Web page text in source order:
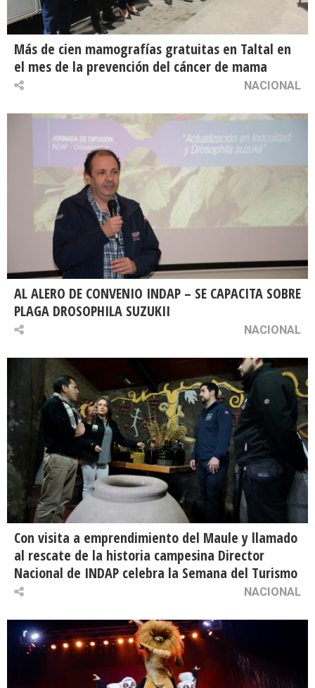
Más de cien mamografías gratuitas en Taltal en
el mes de la prevención del cáncer de mama
NACIONAL
AL ALERO DE CONVENIO INDAP – SE CAPACITA SOBRE
PLAGA DROSOPHILA SUZUKII
NACIONAL
Con visita a emprendimiento del Maule y llamado
al rescate de la historia campesina Director
Nacional de INDAP celebra la Semana del Turismo
NACIONAL